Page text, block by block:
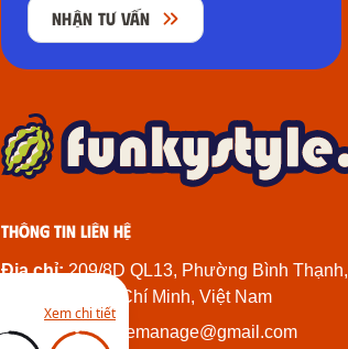
Xem chi tiết
NHẬN TƯ VẤN
Thông tin liên hệ
Địa chỉ:209/8D QL13, Phường Bình Thạnh,
Thành Phố Hồ Chí Minh, Việt Nam
Email:
funkystylemanage@gmail.com